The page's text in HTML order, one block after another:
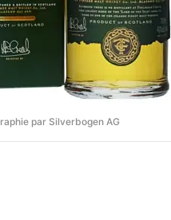
par Silverbogen AG